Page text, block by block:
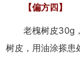
【偏方四】
老槐树皮30g，
树皮，用油涂搽患